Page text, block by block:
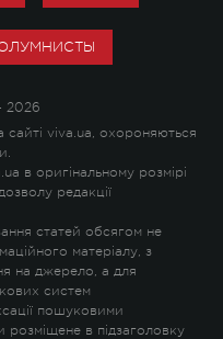
2026
сайті viva.ua, охороняються
в оригінальному розмірі
редакції
статей обсягом не
матеріалу, з
на джерело, а для
систем
пошуковими
розміщене в підзаголовку